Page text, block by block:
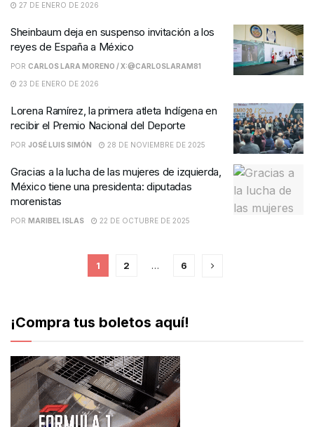
27 DE ENERO DE 2026
Sheinbaum deja en suspenso invitación a los
reyes de España a México
POR CARLOS LARA MORENO / X:@CARLOSLARAM81
23 DE ENERO DE 2026
Lorena Ramírez, la primera atleta Indígena en
recibir el Premio Nacional del Deporte
POR JOSÉ LUIS SIMÓN 28 DE NOVIEMBRE DE 2025
Gracias a la lucha de las mujeres de izquierda,
México tiene una presidenta: diputadas
morenistas
POR MARIBEL ISLAS 22 DE OCTUBRE DE 2025
1 2 … 6
¡Compra tus boletos aquí!